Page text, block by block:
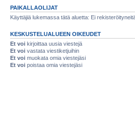
PAIKALLAOLIJAT
Käyttäjiä lukemassa tätä aluetta: Ei
KESKUSTELUALUEEN OIKEUDET
Et voi kirjoittaa uusia viestejä
Et voi vastata viestiketjuihin
Et voi muokata omia viestejäsi
Et voi poistaa omia viestejäsi